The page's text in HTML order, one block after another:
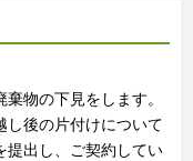
物の下見をします。
し後の片付けについて
提出し、ご契約してい